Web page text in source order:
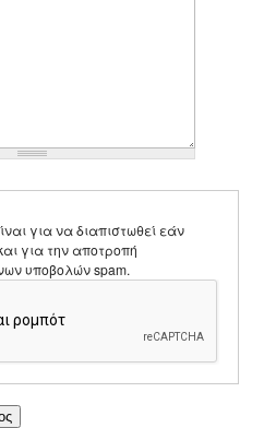
για να διαπιστωθεί εάν
για την αποτροπή
υποβολών spam.